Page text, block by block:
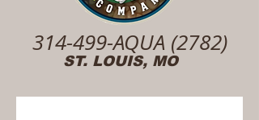
ST. LOUIS, MO
314-499-AQUA (2782)